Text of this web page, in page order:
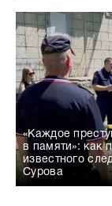
«Каждое
в памяти»: как
известного
Сурова